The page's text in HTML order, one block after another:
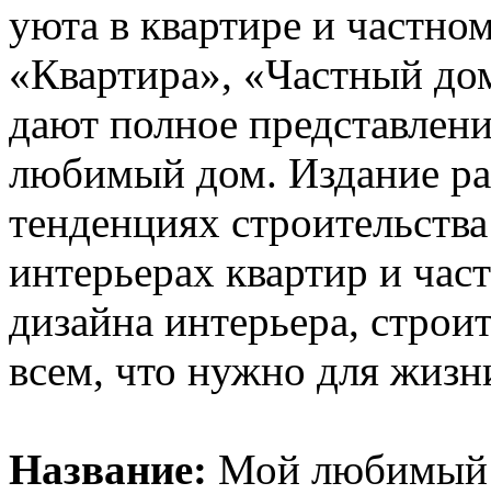
уюта в квартире и
«Квартира», «Частный
дают полное
любимый дом. Издание
тенденциях
интерьерах квартир и
дизайна интерьера,
всем, что нужно для
Название: Мой любимый